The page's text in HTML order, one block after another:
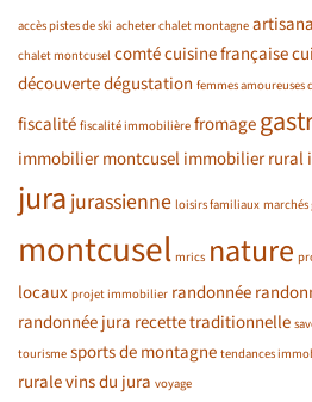
accès pistes de ski acheter chalet montagne
chalet montcusel comtécuisine française
découvertedégustation femmes amoureuses
fiscalité fiscalité immobilière fromage
immobilier montcuselimmobilier rural
jura jurassienne loisirs familiaux
montcusel mrics nature
locaux projet immobilier randonnée
randonnée jura recette traditionnelle
tourisme sports de montagne tendances
ruralevins du jura voyage